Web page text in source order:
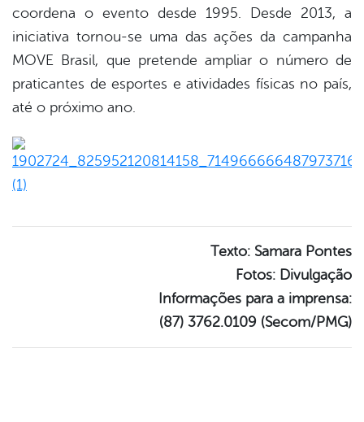
coordena o evento desde 1995. Desde 2013, a
iniciativa tornou-se uma das ações da campanha
MOVE Brasil, que pretende ampliar o número de
praticantes de esportes e atividades físicas no país,
até o próximo ano.
Texto: Samara Pontes
Fotos: Divulgação
Informações para a imprensa:
(87) 3762.0109 (Secom/PMG)